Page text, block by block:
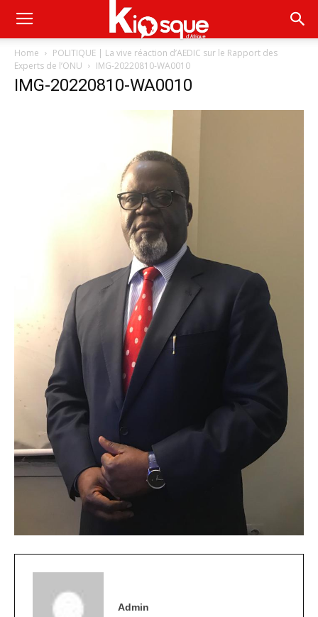
Home
POLITIQUE | La vive réaction d’AEDIC sur le Rapport des
Experts de l’ONU
IMG-20220810-WA0010
IMG-20220810-WA0010
Admin